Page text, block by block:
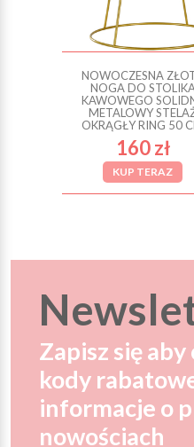
NOWOCZESNA
NOGA DO
KAWOWEGO
METALOWY
OKRĄGŁY RING 50
160 zł
KUP TERAZ
Zapisz się
kody
informacje o
nowościach